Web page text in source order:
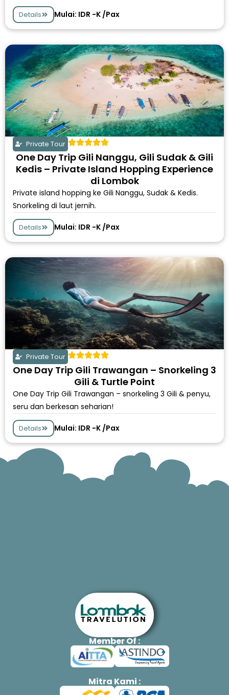
Details Mulai: IDR -K /Pax
Private Tour
One Day Trip Gili Nanggu, Gili Sudak & Gili
Kedis – Private Island Hopping Experience
di Lombok
Private island hopping ke Gili Nanggu, Sudak & Kedis.
Snorkeling di laut jernih.
Details Mulai: IDR -K /Pax
Private Tour
One Day Trip Gili Trawangan – Snorkeling 3
Gili & Turtle Point
One Day Trip Gili Trawangan – snorkeling 3 Gili & penyu,
seru dan berkesan seharian!
Details Mulai: IDR -K /Pax
Member Of :
Mitra Kami :